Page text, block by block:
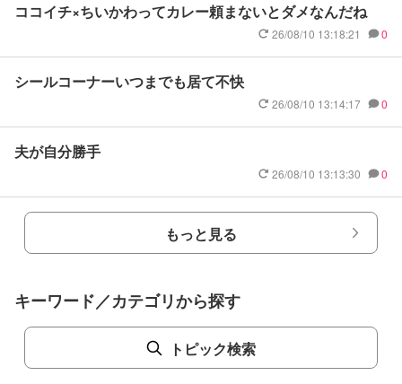
ココイチ×ちいかわってカレー頼まないとダメなんだね
26/08/10 13:18:21 0
シールコーナーいつまでも居て不快
26/08/10 13:14:17 0
夫が自分勝手
26/08/10 13:13:30 0
もっと見る
キーワード／カテゴリから探す
トピック検索